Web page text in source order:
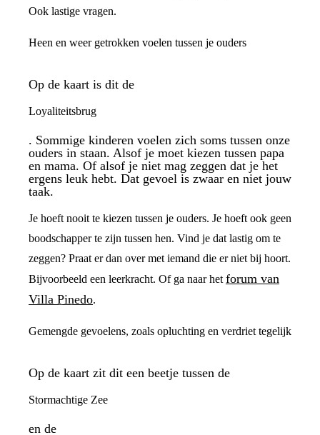
Ook lastige vragen.
Heen en weer getrokken voelen tussen je ouders
Op de kaart is dit de
Loyaliteitsbrug
. Sommige kinderen voelen zich soms tussen onze
ouders in staan. Alsof je moet kiezen tussen papa
en mama. Of alsof je niet mag zeggen dat je het
ergens leuk hebt. Dat gevoel is zwaar en niet jouw
taak.
Je hoeft nooit te kiezen tussen je ouders. Je hoeft ook geen
boodschapper te zijn tussen hen. Vind je dat lastig om te
zeggen? Praat er dan over met iemand die er niet bij hoort.
Bijvoorbeeld een leerkracht. Of ga naar het forum van
Villa Pinedo.
Gemengde gevoelens, zoals opluchting en verdriet tegelijk
Op de kaart zit dit een beetje tussen de
Stormachtige Zee
en de